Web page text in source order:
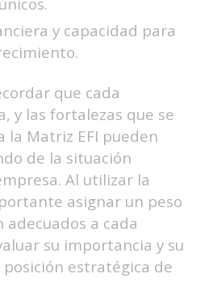
y capacidad para
que cada
y las fortalezas que se
Matriz EFI pueden
de la situación
Al utilizar la
asignar un peso
a cada
su importancia y su
estratégica de